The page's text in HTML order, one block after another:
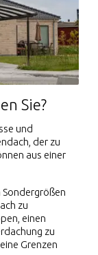
Sie?
und
der zu
aus einer
zu
einen
zu
Grenzen